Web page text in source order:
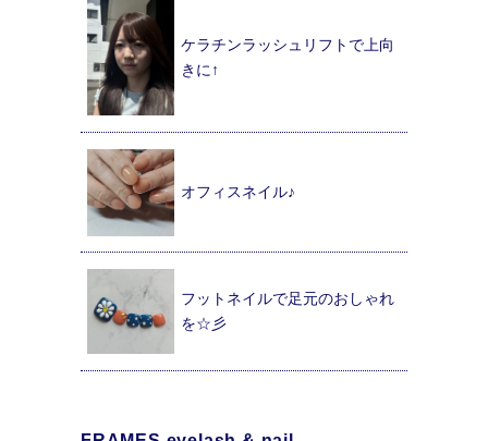
ケラチンラッシュリフトで上向
きに↑
オフィスネイル♪
フットネイルで足元のおしゃれ
を☆彡